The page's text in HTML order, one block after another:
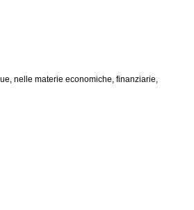
nelle materie economiche, finanziarie,